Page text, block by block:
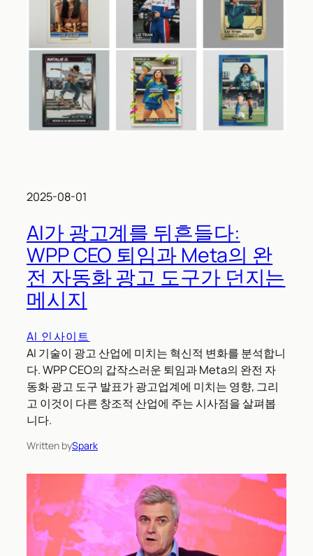
2025-08-01
AI가 광고계를 뒤흔들다:
WPP CEO 퇴임과 Meta의 완
전 자동화 광고 도구가 던지는
메시지
AI 인사이트
AI 기술이 광고 산업에 미치는 혁신적 변화를 분석합니
다. WPP CEO의 갑작스러운 퇴임과 Meta의 완전 자
동화 광고 도구 발표가 광고업계에 미치는 영향, 그리
고 이것이 다른 창조적 산업에 주는 시사점을 살펴봅
니다.
Written bySpark